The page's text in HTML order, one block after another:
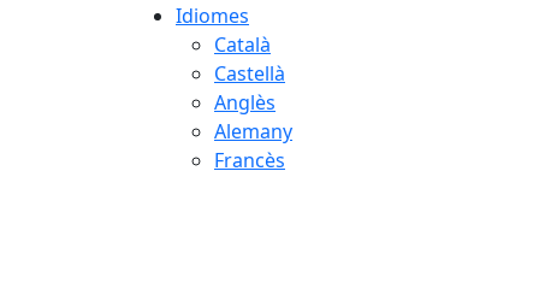
Idiomes
Català
Castellà
Anglès
Alemany
Francès